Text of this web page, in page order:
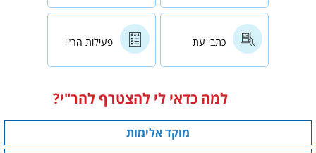
כתבי עת פעילות הר"י
למה כדאי לי להצטרף להר"י?
מוקד אלימות